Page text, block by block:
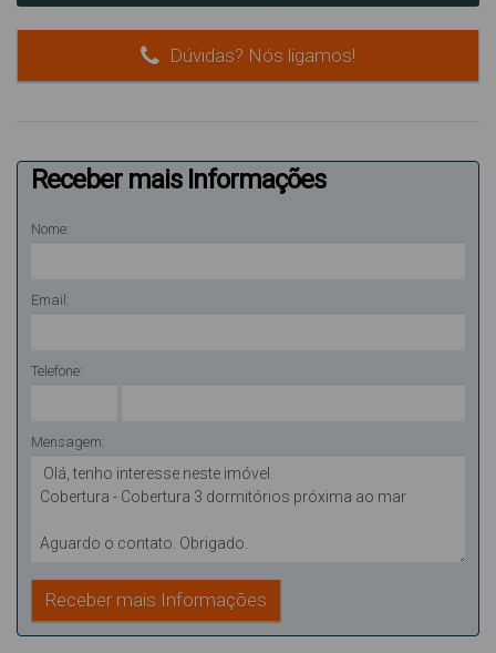
Dúvidas? Nós ligamos!
Receber mais Informações
Nome:
Email:
Telefone:
Mensagem: